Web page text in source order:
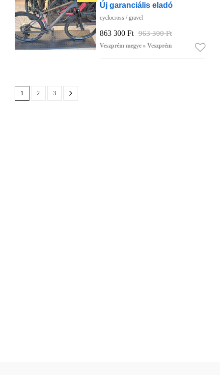
Új garanciális eladó
cyclocross / gravel
863 300 Ft 963 300 Ft
Veszprém megye » Veszprém
1 2 3